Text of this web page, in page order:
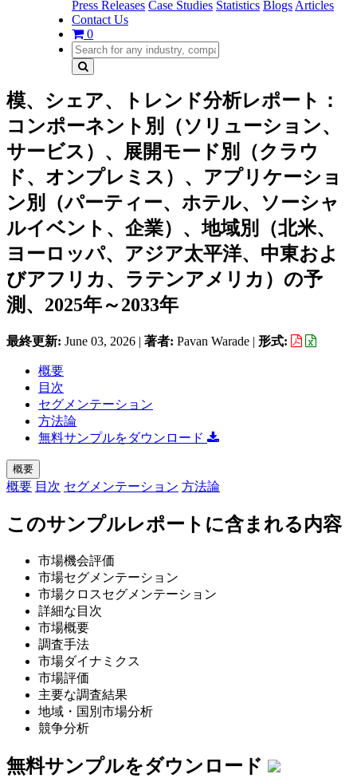
Press Releases Case Studies Statistics Blogs Articles
Contact Us
0
模、シェア、トレンド分析レポート：
コンポーネント別（ソリューション、
サービス）、展開モード別（クラウ
ド、オンプレミス）、アプリケーショ
ン別（パーティー、ホテル、ソーシャ
ルイベント、企業）、地域別（北米、
ヨーロッパ、アジア太平洋、中東およ
びアフリカ、ラテンアメリカ）の予
測、2025年～2033年
最終更新: June 03, 2026 | 著者: Pavan Warade | 形式:
概要
目次
セグメンテーション
方法論
無料サンプルをダウンロード
概要
概要 目次 セグメンテーション 方法論
このサンプルレポートに含まれる内容
市場機会評価
市場セグメンテーション
市場クロスセグメンテーション
詳細な目次
市場概要
調査手法
市場ダイナミクス
市場評価
主要な調査結果
地域・国別市場分析
競争分析
無料サンプルをダウンロード